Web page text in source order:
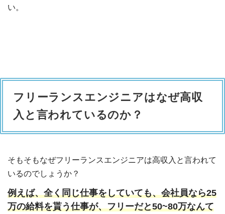
い。
フリーランスエンジニアはなぜ高収
入と言われているのか？
そもそもなぜフリーランスエンジニアは高収入と言われて
いるのでしょうか？
例えば、全く同じ仕事をしていても、会社員なら25
万の給料を貰う仕事が、フリーだと50~80万なんて